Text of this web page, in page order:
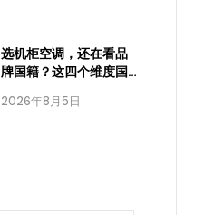
2026年8月5日
选机柜空调，还在看品
牌国籍？这四个维度国